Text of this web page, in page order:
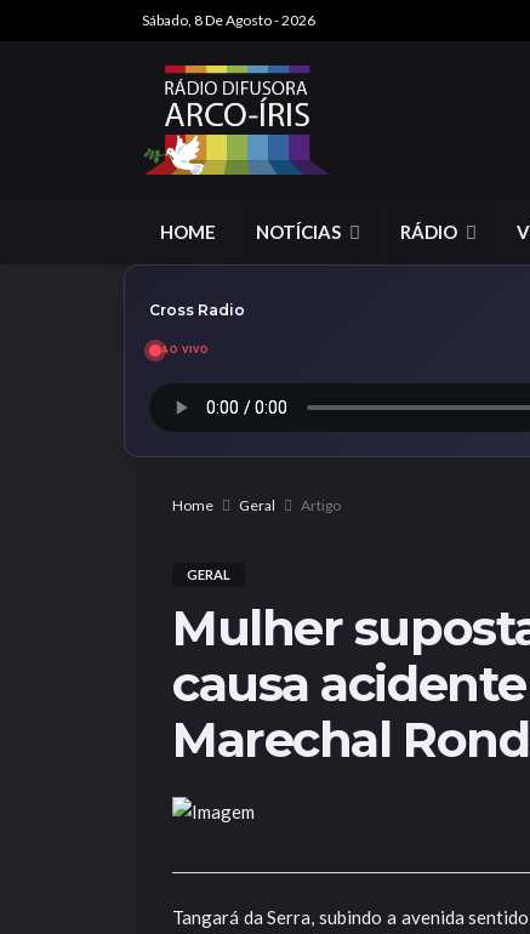
Sábado, 8 De Agosto - 2026
HOME NOTÍCIAS RÁDIO
Cross Radio
AO VIVO
Home Geral Artigo
GERAL
Mulher
causa
Marechal
Tangará da Serra, subindo a avenida